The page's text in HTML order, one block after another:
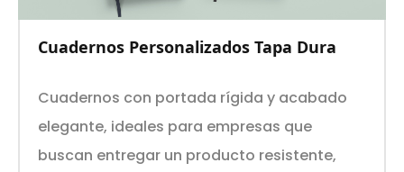
Cuadernos Personalizados Tapa Dura
Cuadernos con portada rígida y acabado
elegante, ideales para empresas que
buscan entregar un producto resistente,